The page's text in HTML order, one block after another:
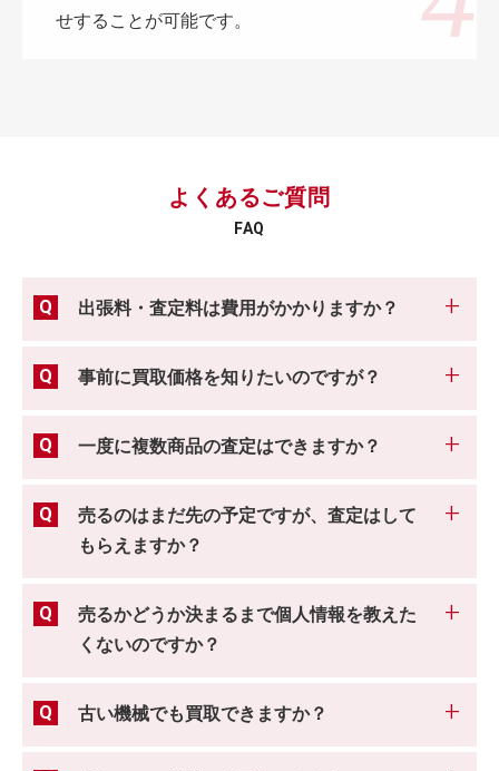
せすることが可能です。
よくあるご質問
FAQ
出張料・査定料は費用がかかりますか？
事前に買取価格を知りたいのですが？
一度に複数商品の査定はできますか？
売るのはまだ先の予定ですが、査定はして
もらえますか？
売るかどうか決まるまで個人情報を教えた
くないのですか？
古い機械でも買取できますか？